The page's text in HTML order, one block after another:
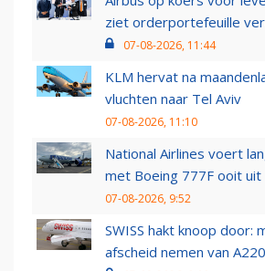
ziet orderportefeuille
07-08-2026, 11:44
KLM hervat na
vluchten naar Tel Aviv
07-08-2026, 11:10
National Airlines voert
met Boeing 777F ooit uit
07-08-2026, 9:52
SWISS hakt knoop door:
afscheid nemen van